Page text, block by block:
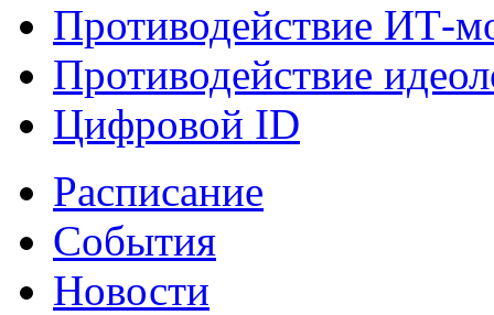
Противодействие ИТ-
Противодействие
Цифровой ID
Расписание
События
Новости